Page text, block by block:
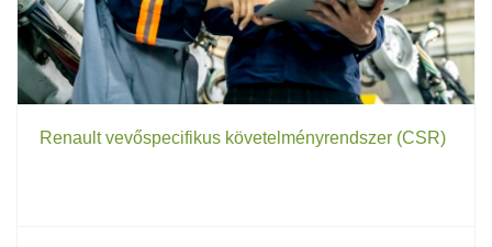
Renault vevőspecifikus követelményrendszer (CSR)